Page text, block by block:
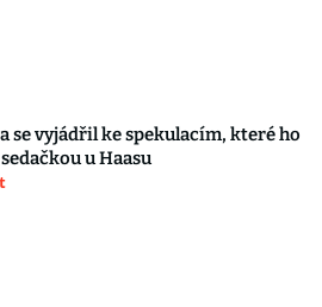
se vyjádřil ke spekulacím, které ho
u Haasu